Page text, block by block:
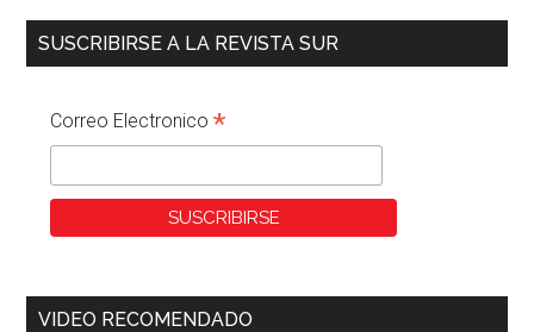
SUSCRIBIRSE A LA REVISTA SUR
Correo Electronico*
VIDEO RECOMENDADO